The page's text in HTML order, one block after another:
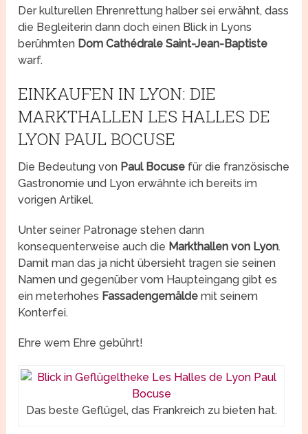
Der kulturellen Ehrenrettung halber sei erwähnt, dass
die Begleiterin dann doch einen Blick in Lyons
berühmten Dom Cathédrale Saint-Jean-Baptiste
warf.
EINKAUFEN IN LYON: DIE
MARKTHALLEN LES HALLES DE
LYON PAUL BOCUSE
Die Bedeutung von Paul Bocuse für die französische
Gastronomie und Lyon erwähnte ich bereits im
vorigen Artikel.
Unter seiner Patronage stehen dann
konsequenterweise auch die Markthallen von Lyon.
Damit man das ja nicht übersieht tragen sie seinen
Namen und gegenüber vom Haupteingang gibt es
ein meterhohes Fassadengemälde mit seinem
Konterfei.
Ehre wem Ehre gebührt!
Das beste Geflügel, das Frankreich zu bieten hat.